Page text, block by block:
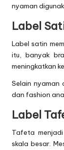
nyaman
Label
Label satin
itu, banyak
meningkatkan
Selain nyaman
dan fashion
Label
Tafeta
skala besar.